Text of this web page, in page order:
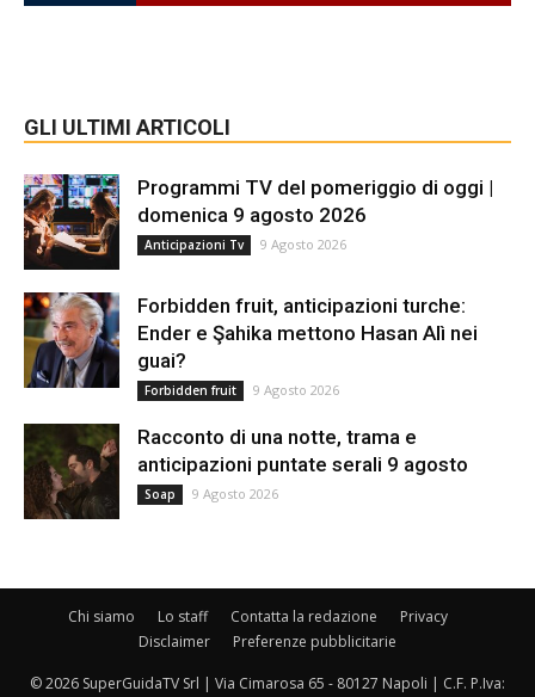
GLI ULTIMI ARTICOLI
Programmi TV del pomeriggio di oggi |
domenica 9 agosto 2026
Anticipazioni Tv 9 Agosto 2026
Forbidden fruit, anticipazioni turche:
Ender e Şahika mettono Hasan Alì nei
guai?
Forbidden fruit 9 Agosto 2026
Racconto di una notte, trama e
anticipazioni puntate serali 9 agosto
Soap 9 Agosto 2026
Chi siamo Lo staff Contatta la redazione
Privacy
Disclaimer
Preferenze pubblicitarie
© 2026 SuperGuidaTV Srl | Via Cimarosa 65 - 80127 Napoli | C.F. P.Iva: